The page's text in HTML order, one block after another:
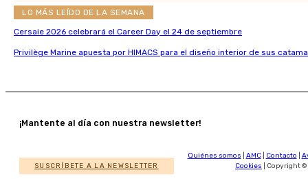
LO MÁS LEÍDO DE LA SEMANA
Cersaie 2026 celebrará el Career Day el 24 de septiembre
Privilège Marine apuesta por HIMACS para el diseño interior de sus
¡Mantente al día con nuestra newsletter!
SUSCRÍBETE A LA NEWSLETTER
Quiénes somos AMC| Contacto
Cookies | Copyright